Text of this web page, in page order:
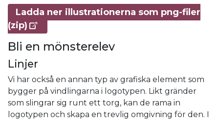
Ladda ner illustrationerna som png-filer
(zip)
Bli en mönsterelev
Linjer
Vi har också en annan typ av grafiska element som
bygger på vindlingarna i logotypen. Likt gränder
som slingrar sig runt ett torg, kan de rama in
logotypen och skapa en trevlig omgivning för den. I